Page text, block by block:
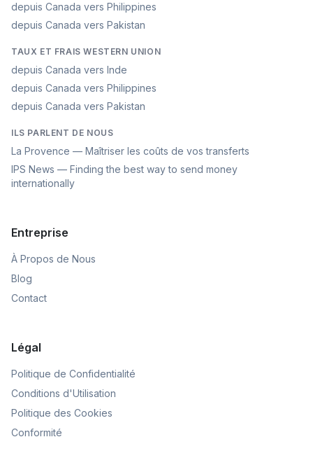
depuis Canada vers Philippines
depuis Canada vers Pakistan
TAUX ET FRAIS WESTERN UNION
depuis Canada vers Inde
depuis Canada vers Philippines
depuis Canada vers Pakistan
ILS PARLENT DE NOUS
La Provence — Maîtriser les coûts de vos transferts
IPS News — Finding the best way to send money
internationally
Entreprise
À Propos de Nous
Blog
Contact
Légal
Politique de Confidentialité
Conditions d'Utilisation
Politique des Cookies
Conformité